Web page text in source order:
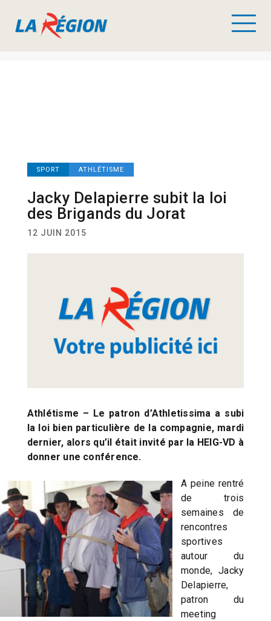
SPORT ATHLÉTISME
Jacky Delapierre subit la loi
des Brigands du Jorat
12 JUIN 2015
Athlétisme – Le patron d’Athletissima a subi
la loi bien particulière de la compagnie, mardi
dernier, alors qu’il était invité par la HEIG-VD à
donner une conférence.
A peine rentré
de trois
semaines de
rencontres
sportives
autour du
monde, Jacky
Delapierre,
patron du
meeting